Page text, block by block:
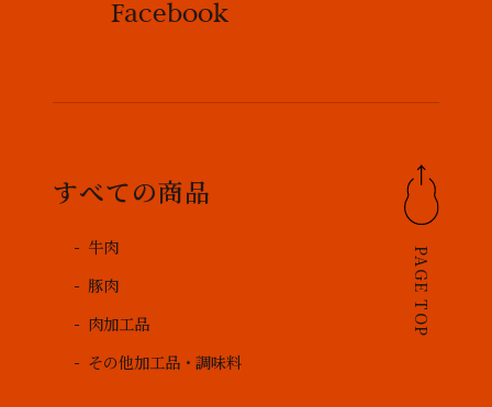
Facebook
すべての商品
牛肉
豚肉
肉加工品
その他加工品・調味料
PAGE TOP